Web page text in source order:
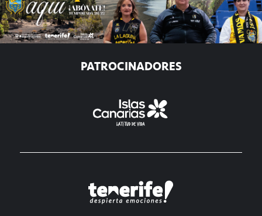
PATROCINADORES